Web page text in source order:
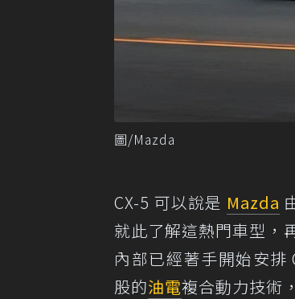
圖/Mazda
CX-5 可以說是 Mazda
就此了解這熱門車型，
內部已經著手開始安排
股的油電複合動力技術